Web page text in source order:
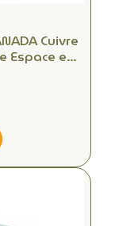
Cuivre
Espace en